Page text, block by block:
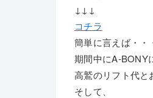
↓↓↓
コチラ
簡単に言えば・・
期間中にA-BONY
高鷲のリフト代と
そして、